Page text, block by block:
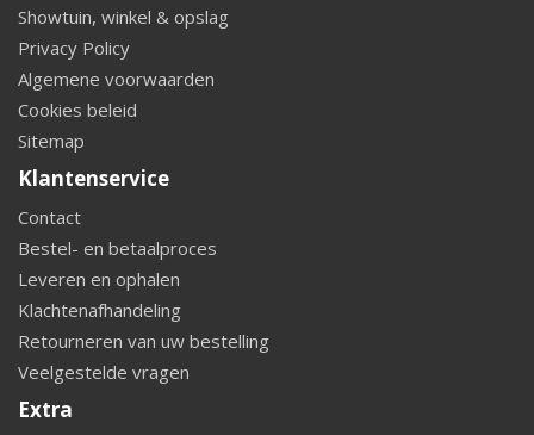
Showtuin, winkel & opslag
Privacy Policy
Algemene voorwaarden
Cookies beleid
Sitemap
Klantenservice
Contact
Bestel- en betaalproces
Leveren en ophalen
Klachtenafhandeling
Retourneren van uw bestelling
Veelgestelde vragen
Extra